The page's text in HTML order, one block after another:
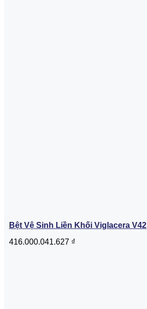
Bệt Vệ Sinh Liền Khối Viglacera V42
416.000.041.627 ₫